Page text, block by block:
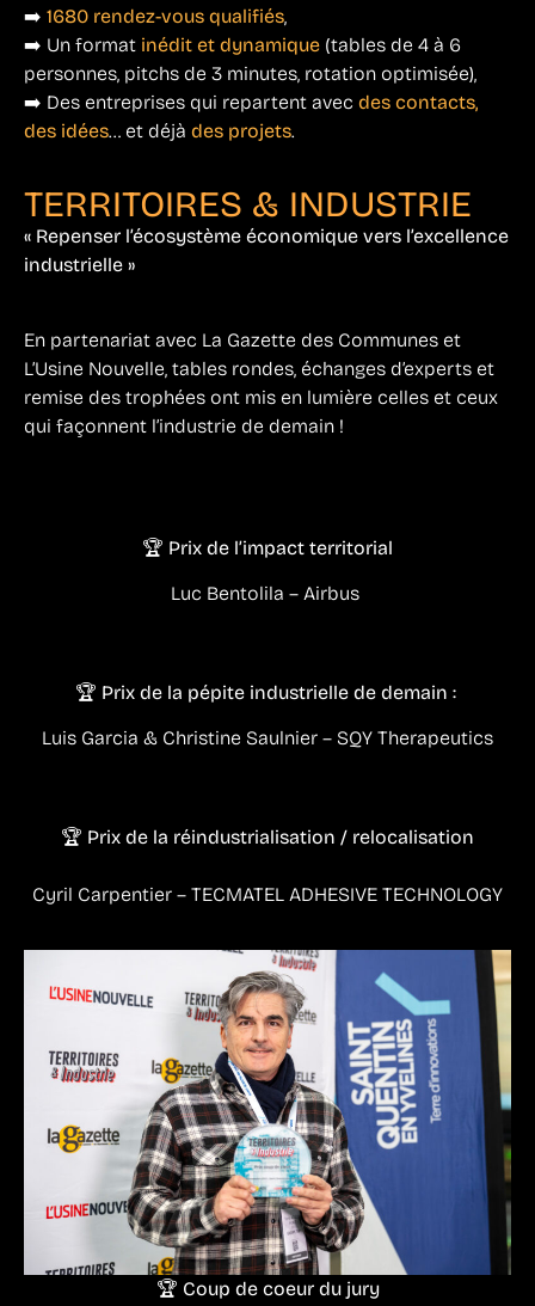
➡️ 1680 rendez-vous qualifiés,
➡️ Un format inédit et dynamique (tables de 4 à 6
personnes, pitchs de 3 minutes, rotation optimisée),
➡️ Des entreprises qui repartent avec des contacts,
des idées… et déjà des projets.
TERRITOIRES & INDUSTRIE
« Repenser l’écosystème économique vers l’excellence
industrielle »
En partenariat avec La Gazette des Communes et
L’Usine Nouvelle, tables rondes, échanges d’experts et
remise des trophées ont mis en lumière celles et ceux
qui façonnent l’industrie de demain !
🏆 Prix de l’impact territorial
Luc Bentolila – Airbus
🏆 Prix de la pépite industrielle de demain :
Luis Garcia & Christine Saulnier – SQY Therapeutics
🏆 Prix de la réindustrialisation / relocalisation
Cyril Carpentier – TECMATEL ADHESIVE TECHNOLOGY
🏆 Coup de coeur du jury